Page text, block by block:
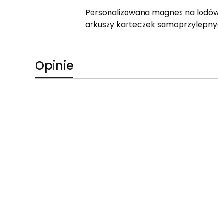
Personalizowana magnes na
arkuszy karteczek
Opinie